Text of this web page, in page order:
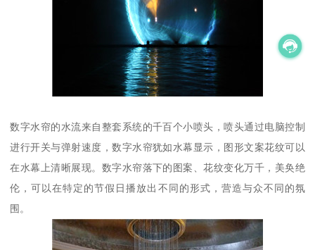
数字水帘的水流来自整套系统的千百个小喷头，喷头通过电脑控制
进行开关与弹射速度，数字水帘犹如水幕显示，图形文案花纹可以
在水幕上清晰展现。数字水帘落下的图案、花纹变化万千，美奂绝
伦，可以在特定的节假日播放出不同的形式，营造与众不同的氛
围。